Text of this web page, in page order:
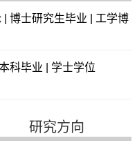
博士研究生毕业 | 工学博
科毕业 | 学士学位
研究方向